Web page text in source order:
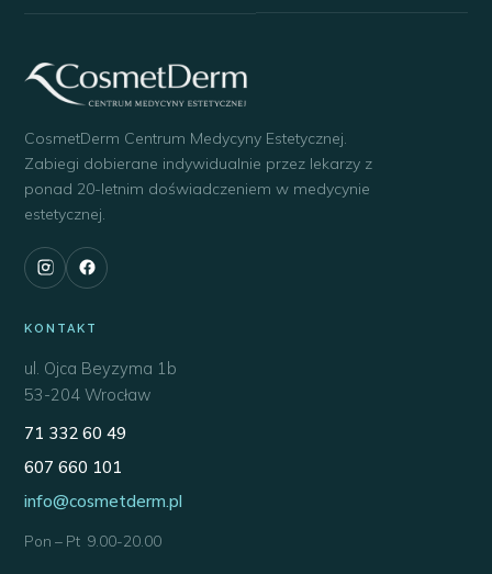
CosmetDerm Centrum Medycyny Estetycznej.
Zabiegi dobierane indywidualnie przez lekarzy z
ponad 20-letnim doświadczeniem w medycynie
estetycznej.
KONTAKT
ul. Ojca Beyzyma 1b
53-204 Wrocław
71 332 60 49
607 660 101
info@cosmetderm.pl
Pon – Pt 9.00-20.00